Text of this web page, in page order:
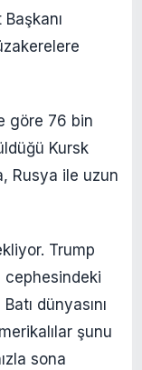
göre 76 bin
Kursk
Rusya ile uzun
Trump
cephesindeki
dünyasını
şunu
sona